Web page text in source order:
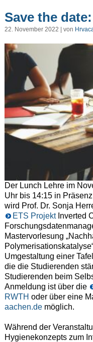
Save the
22. November 2022 | von
Der Lunch Lehre im
Uhr bis 14:15 in
wird Prof. Dr. Sonja
ETS Projekt Inverted
Mastervorlesung
Umgestaltung einer
die die Studierenden
Studierenden beim
Anmeldung ist über die
RWTH oder über eine
aachen.demöglich.
Während der
Hygienekonzepts zum